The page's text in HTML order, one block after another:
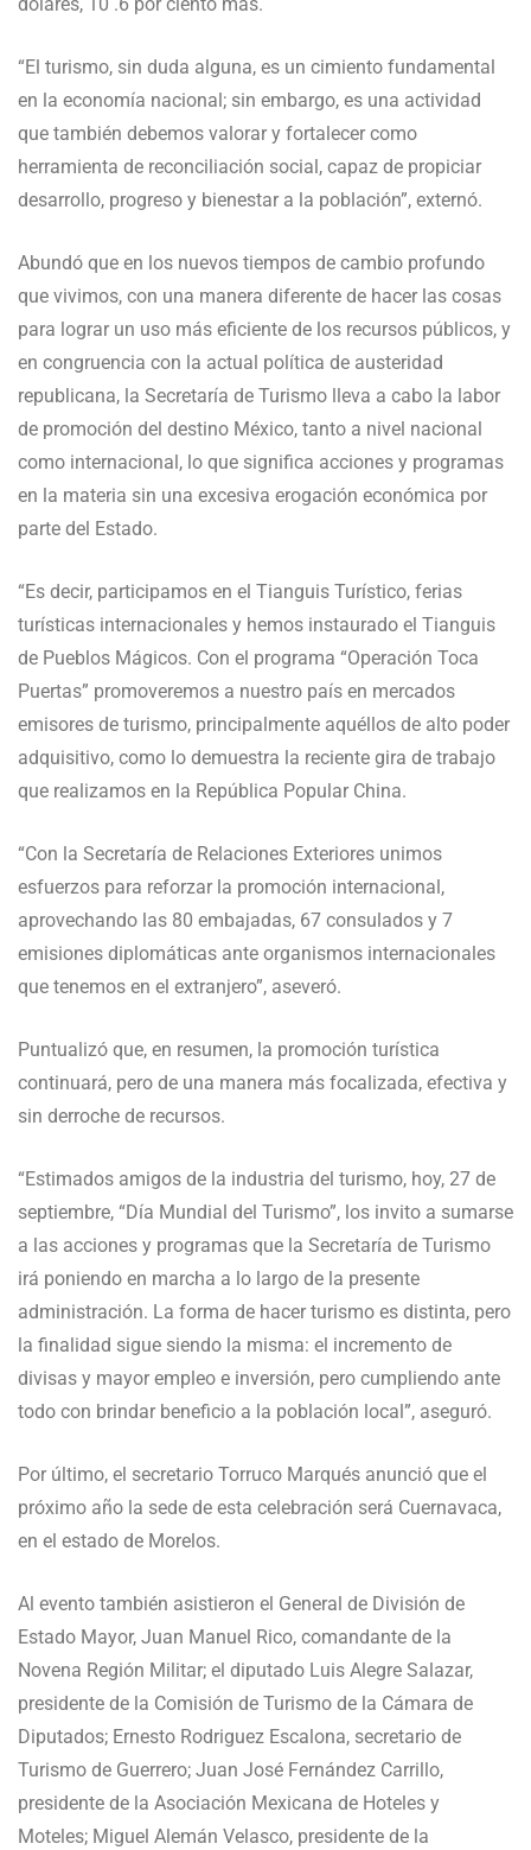
dólares, 10 .6 por ciento más.
“El turismo, sin duda alguna, es un cimiento fundamental
en la economía nacional; sin embargo, es una actividad
que también debemos valorar y fortalecer como
herramienta de reconciliación social, capaz de propiciar
desarrollo, progreso y bienestar a la población”, externó.
Abundó que en los nuevos tiempos de cambio profundo
que vivimos, con una manera diferente de hacer las cosas
para lograr un uso más eficiente de los recursos públicos, y
en congruencia con la actual política de austeridad
republicana, la Secretaría de Turismo lleva a cabo la labor
de promoción del destino México, tanto a nivel nacional
como internacional, lo que significa acciones y programas
en la materia sin una excesiva erogación económica por
parte del Estado.
“Es decir, participamos en el Tianguis Turístico, ferias
turísticas internacionales y hemos instaurado el Tianguis
de Pueblos Mágicos. Con el programa “Operación Toca
Puertas” promoveremos a nuestro país en mercados
emisores de turismo, principalmente aquéllos de alto poder
adquisitivo, como lo demuestra la reciente gira de trabajo
que realizamos en la República Popular China.
“Con la Secretaría de Relaciones Exteriores unimos
esfuerzos para reforzar la promoción internacional,
aprovechando las 80 embajadas, 67 consulados y 7
emisiones diplomáticas ante organismos internacionales
que tenemos en el extranjero”, aseveró.
Puntualizó que, en resumen, la promoción turística
continuará, pero de una manera más focalizada, efectiva y
sin derroche de recursos.
“Estimados amigos de la industria del turismo, hoy, 27 de
septiembre, “Día Mundial del Turismo”, los invito a sumarse
a las acciones y programas que la Secretaría de Turismo
irá poniendo en marcha a lo largo de la presente
administración. La forma de hacer turismo es distinta, pero
la finalidad sigue siendo la misma: el incremento de
divisas y mayor empleo e inversión, pero cumpliendo ante
todo con brindar beneficio a la población local”, aseguró.
Por último, el secretario Torruco Marqués anunció que el
próximo año la sede de esta celebración será Cuernavaca,
en el estado de Morelos.
Al evento también asistieron el General de División de
Estado Mayor, Juan Manuel Rico, comandante de la
Novena Región Militar; el diputado Luis Alegre Salazar,
presidente de la Comisión de Turismo de la Cámara de
Diputados; Ernesto Rodriguez Escalona, secretario de
Turismo de Guerrero; Juan José Fernández Carrillo,
presidente de la Asociación Mexicana de Hoteles y
Moteles; Miguel Alemán Velasco, presidente de la